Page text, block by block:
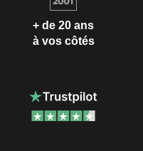
+ de 20 ans
à vos côtés